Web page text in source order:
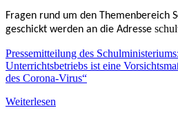
Fragen rund um den Themenbereich
geschickt werden an die Adresse
Pressemitteilung des
Unterrichtsbetriebs ist eine
des Corona-Virus“
Weiterlesen